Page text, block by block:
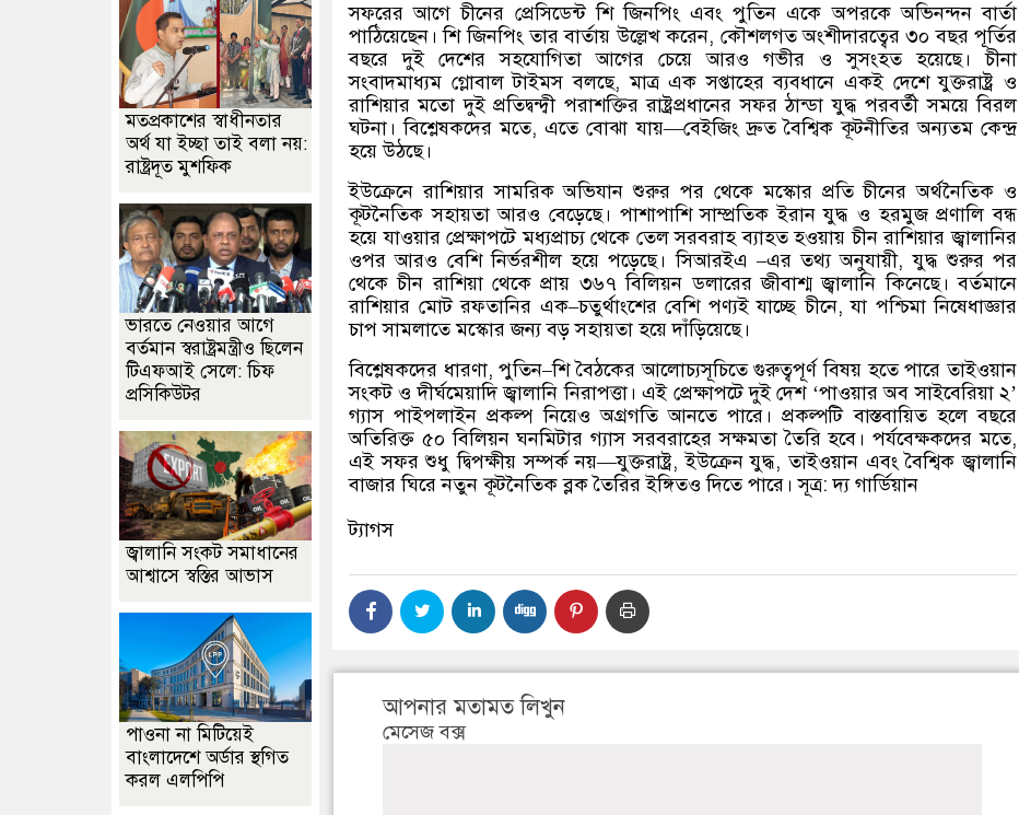
সফরের আগে চীনের প্রেসিডেন্ট শি জিনপিং এবং পুতিন একে অপরকে অভিনন্দন বার্তা
পাঠিয়েছেন। শি জিনপিং তার বার্তায় উল্লেখ করেন, কৌশলগত অংশীদারত্বের ৩০ বছর পূর্তির
বছরে দুই দেশের সহযোগিতা আগের চেয়ে আরও গভীর ও সুসংহত হয়েছে। চীনা
সংবাদমাধ্যম গ্লোবাল টাইমস বলছে,মাত্র এক সপ্তাহের ব্যবধানে একই দেশে যুক্তরাষ্ট্র ও
রাশিয়ার মতো দুই প্রতিদ্বন্দ্বী পরাশক্তির রাষ্ট্রপ্রধানের সফর ঠান্ডা যুদ্ধ পরবর্তী সময়ে বিরল
ঘটনা। বিশ্লেষকদের মতে,এতে বোঝা যায়—বেইজিং দ্রুত বৈশ্বিক কূটনীতির অন্যতম কেন্দ্র
হয়ে উঠছে।
ইউক্রেনে রাশিয়ার সামরিক অভিযান শুরুর পর থেকে মস্কোর প্রতি চীনের অর্থনৈতিক ও
কূটনৈতিক সহায়তা আরও বেড়েছে। পাশাপাশি সাম্প্রতিক ইরান যুদ্ধ ও হরমুজ প্রণালি বন্ধ
হয়ে যাওয়ার প্রেক্ষাপটে মধ্যপ্রাচ্য থেকে তেল সরবরাহ ব্যাহত হওয়ায় চীন রাশিয়ার জ্বালানির
ওপর আরও বেশি নির্ভরশীল হয়ে পড়েছে। সিআরইএ –এর তথ্য অনুযায়ী,যুদ্ধ শুরুর পর
থেকে চীন রাশিয়া থেকে প্রায় ৩৬৭ বিলিয়ন ডলারের জীবাশ্ম জ্বালানি কিনেছে। বর্তমানে
রাশিয়ার মোট রফতানির এক–চতুর্থাংশের বেশি পণ্যই যাচ্ছে চীনে,যা পশ্চিমা নিষেধাজ্ঞার
চাপ সামলাতে মস্কোর জন্য বড় সহায়তা হয়ে দাঁড়িয়েছে।
বিশ্লেষকদের ধারণা,পুতিন–শি বৈঠকের আলোচ্যসূচিতে গুরুত্বপূর্ণ বিষয় হতে পারে তাইওয়ান
সংকট ও দীর্ঘমেয়াদি জ্বালানি নিরাপত্তা। এই প্রেক্ষাপটে দুই দেশ‘পাওয়ার অব সাইবেরিয়া ২’
গ্যাস পাইপলাইন প্রকল্প নিয়েও অগ্রগতি আনতে পারে। প্রকল্পটি বাস্তবায়িত হলে বছরে
অতিরিক্ত ৫০ বিলিয়ন ঘনমিটার গ্যাস সরবরাহের সক্ষমতা তৈরি হবে। পর্যবেক্ষকদের মতে,
এই সফর শুধু দ্বিপক্ষীয় সম্পর্ক নয়—যুক্তরাষ্ট্র,ইউক্রেন যুদ্ধ,তাইওয়ান এবং বৈশ্বিক জ্বালানি
বাজার ঘিরে নতুন কূটনৈতিক ব্লক তৈরির ইঙ্গিতও দিতে পারে। সূত্র:দ্য গার্ডিয়ান
ট্যাগস
আপনার মতামত লিখুন
মেসেজ বক্স
মতপ্রকাশের স্বাধীনতার
অর্থ যা ইচ্ছা তাই বলা নয়:
রাষ্ট্রদূত মুশফিক
ভারতে নেওয়ার আগে
বর্তমান স্বরাষ্ট্রমন্ত্রীও ছিলেন
টিএফআই সেলে: চিফ
প্রসিকিউটর
জ্বালানি সংকট সমাধানের
আশ্বাসে স্বস্তির আভাস
পাওনা না মিটিয়েই
বাংলাদেশে অর্ডার স্থগিত
করল এলপিপি